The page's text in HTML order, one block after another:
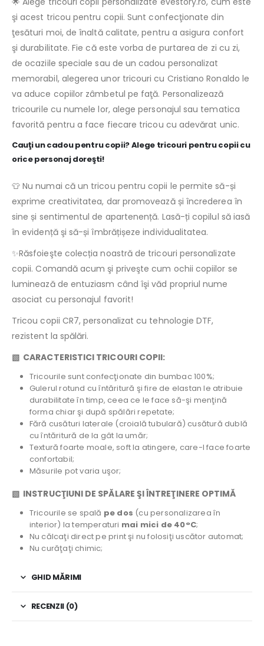
şi acest tricou pentru copii. Sunt confecţionate din
ţesături moi, de înaltă calitate, pentru a asigura confort
şi durabilitate. Fie că este vorba de purtarea de zi cu zi,
de ocaziile speciale sau de un cadou personalizat
memorabil, alegerea unor tricouri cu Cristiano Ronaldo le
va aduce copiilor zâmbetul pe faţă. Personalizează
tricourile cu numele lor, alege personajul sau tematica
favorită pentru a face fiecare tricou cu adevărat unic.
Cauţi un cadou pentru copii? Alege tricouri pentru copii cu
orice personaj doreşti!
👕 Nu numai că un tricou pentru copii le permite să-și
exprime creativitatea, dar promovează și încrederea în
sine și sentimentul de apartenență. Lasă-ți copilul să iasă
în evidență şi să-și îmbrățișeze individualitatea.
✨Răsfoieşte colecția noastră de tricouri personalizate
copii. Comandă acum şi priveşte cum ochii copiilor se
luminează de entuziasm când îşi văd propriul nume
asociat cu personajul favorit!
Tricou copii CR7, personalizat cu tehnologie DTF,
rezistent la spălări.
▧ CARACTERISTICI TRICOURI COPII:
Tricourile sunt confecţionate din bumbac 100%;
Gulerul rotund cu întăritură şi fire de elastan le atribuie
durabilitate în timp, ceea ce le face să-şi menţină
forma chiar şi după spălări repetate;
Fără cusături laterale (croială tubulară) cusătură dublă
cu întăritură de la gât la umăr;
Textură foarte moale, soft la atingere, care-l face foarte
confortabil;
Măsurile pot varia uşor;
▧ INSTRUCŢIUNI DE SPĂLARE ŞI ÎNTREŢINERE OPTIMĂ
Tricourile se spală pe dos (cu personalizarea în
interior) la temperaturi mai mici de 40°C;
Nu călcaţi direct pe print şi nu folosiţi uscător automat;
Nu curăţaţi chimic;
GHID MĂRIMI
RECENZII (0)